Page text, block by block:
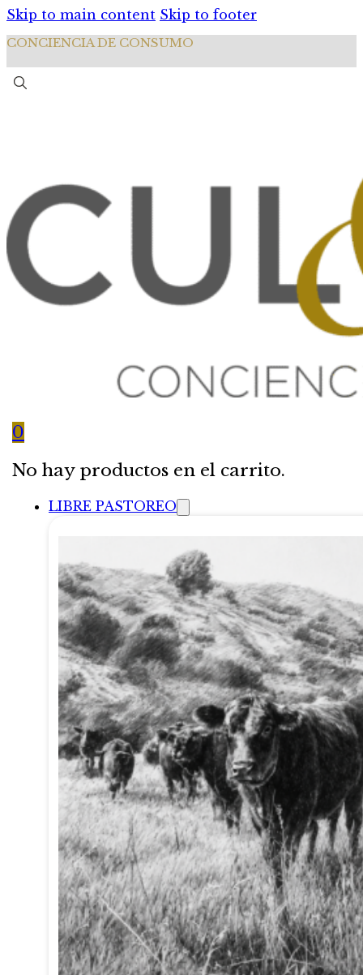
Skip to main content Skip to footer
CONCIENCIA DE CONSUMO
0
No hay productos en el carrito.
LIBRE PASTOREO